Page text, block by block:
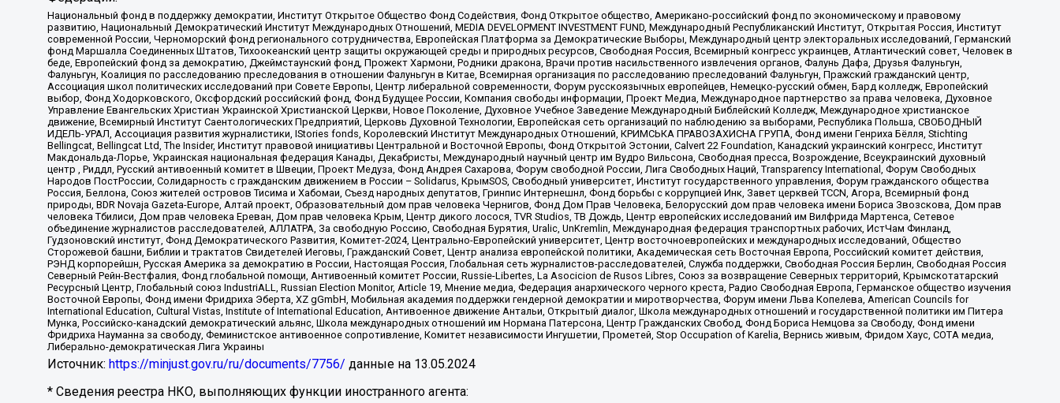
Национальный фонд в поддержку демократии, Институт Открытое Общество Фонд Содействия, Фонд Открытое общество, Американо-российский фонд по экономическому и правовому
развитию, Национальный Демократический Институт Международных Отношений, MEDIA DEVELOPMENT INVESTMENT FUND, Международный Республиканский Институт, Открытая Россия, Институт
современной России, Черноморский фонд регионального сотрудничества, Европейская Платформа за Демократические Выборы, Международный центр электоральных исследований, Германский
фонд Маршалла Соединенных Штатов, Тихоокеанский центр защиты окружающей среды и природных ресурсов, Свободная Россия, Всемирный конгресс украинцев, Атлантический совет, Человек в
беде, Европейский фонд за демократию, Джеймстаунский фонд, Прожект Хармони, Родники дракона, Врачи против насильственного извлечения органов, Фалунь Дафа, Друзья Фалуньгун,
Фалуньгун, Коалиция по расследованию преследования в отношении Фалуньгун в Китае, Всемирная организация по расследованию преследований Фалуньгун, Пражский гражданский центр,
Ассоциация школ политических исследований при Совете Европы, Центр либеральной современности, Форум русскоязычных европейцев, Немецко-русский обмен, Бард колледж, Европейский
выбор, Фонд Ходорковского, Оксфордский российский фонд, Фонд Будущее России, Компания свободы информации, Проект Медиа, Международное партнерство за права человека, Духовное
Управление Евангельских Христиан Украинской Христианской Церкви, Новое Поколение, Духовное Учебное Заведение Международный Библейский Колледж, Международное христианское
движение, Всемирный Институт Саентологических Предприятий, Церковь Духовной Технологии, Европейская сеть организаций по наблюдению за выборами, Республика Польша, СВОБОДНЫЙ
ИДЕЛЬ-УРАЛ, Ассоциация развития журналистики, IStories fonds, Королевский Институт Международных Отношений, КРИМСЬКА ПРАВОЗАХИСНА ГРУПА, Фонд имени Генриха Бёлля, Stichting
Bellingcat, Bellingcat Ltd, The Insider, Институт правовой инициативы Центральной и Восточной Европы, Фонд Открытой Эстонии, Calvert 22 Foundation, Канадский украинский конгресс, Институт
Макдональда-Лорье, Украинская национальная федерация Канады, Декабристы, Международный научный центр им Вудро Вильсона, Свободная пресса, Возрождение, Всеукраинский духовный
центр , Риддл, Русский антивоенный комитет в Швеции, Проект Медуза, Фонд Андрея Сахарова, Форум свободной России, Лига Свободных Наций, Transparеncy International, Форум Свободных
Народов ПостРоссии, Солидарность с гражданским движением в России – Solidarus, КрымSOS, Свободный университет, Институт государственного управления, Форум гражданского общества
Россия, Беллона, Союз жителей островов Тисима и Хабомаи, Съезд народных депутатов, Гринпис Интернешнл, Фонд борьбы с коррупцией Инк, Завет церквей TCCN, Агора, Всемирный фонд
природы, BDR Novaja Gazeta-Europe, Алтай проект, Образовательный дом прав человека Чернигов, Фонд Дом Прав Человека, Белорусский дом прав человека имени Бориса Звозскова, Дом прав
человека Тбилиси, Дом прав человека Ереван, Дом прав человека Крым, Центр дикого лосося, TVR Studios, ТВ Дождь, Центр европейских исследований им Вилфрида Мартенса, Сетевое
объединение журналистов расследователей, АЛЛАТРА, За свободную Россию, Свободная Бурятия, Uralic, UnKremlin, Международная федерация транспортных рабочих, ИстЧам Финланд,
Гудзоновский институт, Фонд Демократического Развития, Комитет-2024, Центрально-Европейский университет, Центр восточноевропейских и международных исследований, Общество
Сторожевой башни, Библии и трактатов Свидетелей Иеговы, Гражданский Совет, Центр анализа европейской политики, Академическая сеть Восточная Европа, Российский комитет действия,
РЭНД корпорейшн, Русская Америка за демократию в России, Настоящая Россия, Глобальная сеть журналистов-расследователей, Служба поддержки, Свободная Россия Берлин, Свободная Россия
Северный Рейн-Вестфалия, Фонд глобальной помощи, Антивоенный комитет России, Russie-Libertes, La Asocicion de Rusos Libres, Союз за возвращение Северных территорий, Крымскотатарский
Ресурсный Центр, Глобальный союз IndustriALL, Russian Election Monitor, Article 19, Мнение медиа, Федерация анархического черного креста, Радио Свободная Европа, Германское общество изучения
Восточной Европы, Фонд имени Фридриха Эберта, XZ gGmbH, Мобильная академия поддержки гендерной демократии и миротворчества, Форум имени Льва Копелева, American Councils for
International Education, Cultural Vistas, Institute of International Education, Антивоенное движение Антальи, Открытый диалог, Школа международных отношений и государственной политики им Питера
Мунка, Российско-канадский демократический альянс, Школа международных отношений им Нормана Патерсона, Центр Гражданских Свобод, Фонд Бориса Немцова за Свободу, Фонд имени
Фридриха Науманна за свободу, Феминистское антивоенное сопротивление, Комитет независимости Ингушетии, Прометей, Stop Occupation of Karelia, Вернись живым, Фридом Хаус, СОТА медиа,
Либерально-демократическая Лига Украины
Источник: https://minjust.gov.ru/ru/documents/7756/ данные на 13.05.2024
* Сведения реестра НКО, выполняющих функции иностранного агента: